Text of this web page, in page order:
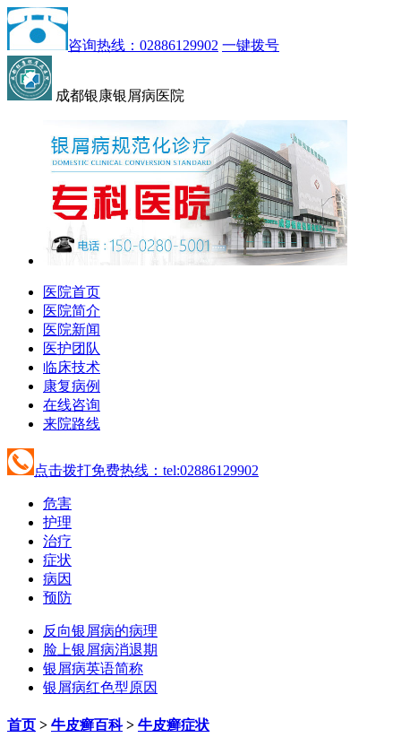
咨询热线：02886129902 一键拨号
成都银康银屑病医院
医院首页
医院简介
医院新闻
医护团队
临床技术
康复病例
在线咨询
来院路线
点击拨打免费热线：tel:02886129902
危害
护理
治疗
症状
病因
预防
反向银屑病的病理
脸上银屑病消退期
银屑病英语简称
银屑病红色型原因
首页 > 牛皮癣百科> 牛皮癣症状